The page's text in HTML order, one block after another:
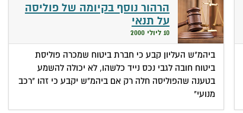
הרהור נוסף בקיומה של פוליסה
על תנאי
10 ליולי 2000
ביהמ"ש העליון קבע כי חברת ביטוח שמכרה פוליסת
ביטוח חובה לגבי נכס נייד כלשהו, לא יכולה להשמע
בטענה שהפוליסה חלה רק אם ביהמ"ש יקבע כי זהו "רכב
מנועי"